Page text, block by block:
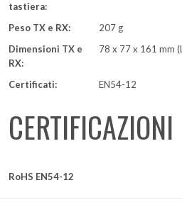
tastiera:
Peso TX e RX:
207 g
Dimensioni TX e
RX:
78 x 77 x 161 mm
Certificati: EN54-12
CERTIFICAZIONI
RoHS EN54-12